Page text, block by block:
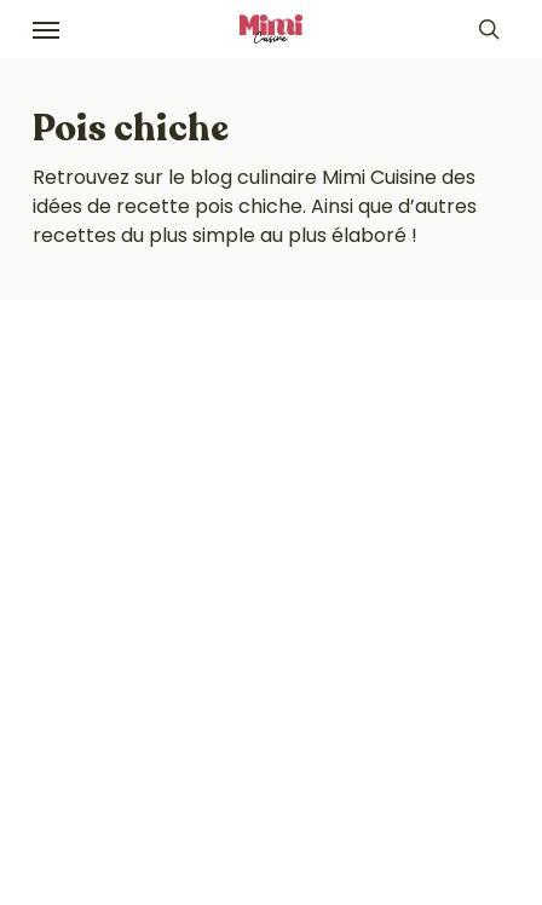
Skip
content
Menu
Pois chiche
Retrouvez sur le blog culinaire Mimi Cuisine des
idées de recette pois chiche. Ainsi que d’autres
recettes du plus simple au plus élaboré !